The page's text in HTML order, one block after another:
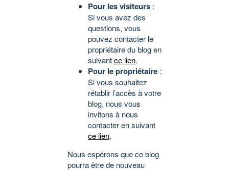
Pour les visiteurs :
Si vous avez des
questions, vous
pouvez contacter le
propriétaire du blog en
suivantce lien.
Pour le propriétaire :
Si vous souhaitez
rétablir l’accès à votre
blog, nous vous
invitons à nous
contacter en suivant
ce lien.
Nous espérons que ce blog
pourra être de nouveau